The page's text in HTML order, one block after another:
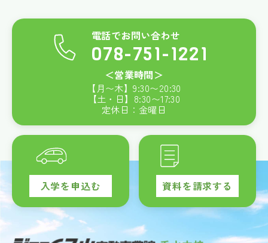
電話でお問い合わせ
078-751-1221
＜営業時間＞
【月〜木】9:30〜20:30
【土・日】 8:30〜17:30
定休日：金曜日
入学を申込む 資料を請求する